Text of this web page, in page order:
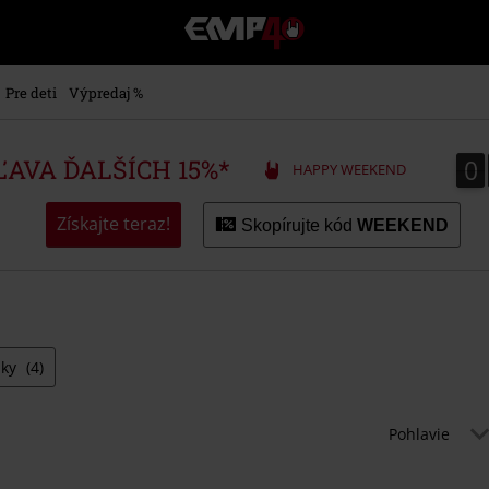
EMP
-
Hudba,
Merch
hráčov,
Alternatívna
Pre deti Výpredaj %
ĎALŠÍCH 15%* HAPPY WEEKEND 0
0
Získajte teraz! Skopírujte kód WEEKEND
(4)
Pohlavie